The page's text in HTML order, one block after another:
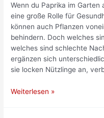
Wenn du Paprika im
eine große Rolle für
können auch Pflanzen
behindern. Doch welches
welches sind schlechte
ergänzen sich
sie locken Nützlinge an,
Gute
Weiterlesen »